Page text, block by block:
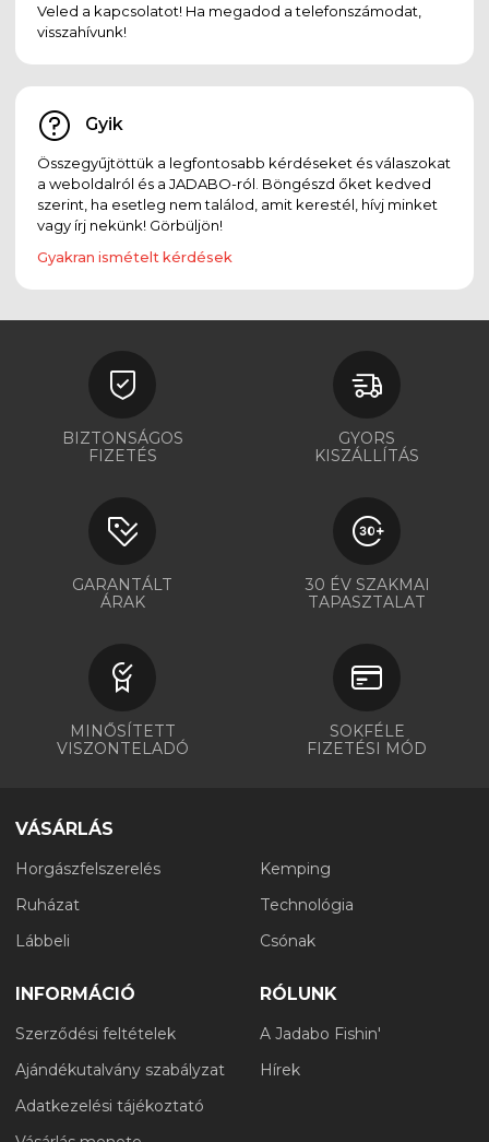
Veled a kapcsolatot! Ha megadod a telefonszámodat,
visszahívunk!
Gyik
Összegyűjtöttük a legfontosabb kérdéseket és válaszokat
a weboldalról és a JADABO-ról. Böngészd őket kedved
szerint, ha esetleg nem találod, amit kerestél, hívj minket
vagy írj nekünk! Görbüljön!
Gyakran ismételt kérdések
BIZTONSÁGOS
FIZETÉS
GYORS
KISZÁLLÍTÁS
GARANTÁLT
ÁRAK
30 ÉV SZAKMAI
TAPASZTALAT
MINŐSÍTETT
VISZONTELADÓ
SOKFÉLE
FIZETÉSI MÓD
VÁSÁRLÁS
Horgászfelszerelés
Ruházat
Lábbeli
Kemping
Technológia
Csónak
INFORMÁCIÓ
Szerződési feltételek
Ajándékutalvány szabályzat
Adatkezelési tájékoztató
RÓLUNK
A Jadabo Fishin'
Hírek